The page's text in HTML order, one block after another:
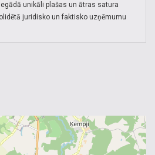
unikāli plašas un ātras satura
juridisko un faktisko uzņēmumu